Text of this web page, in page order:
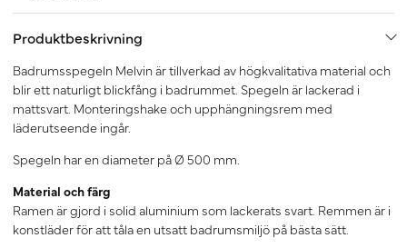
Produktbeskrivning
Badrumsspegeln Melvin är tillverkad av högkvalitativa material och
blir ett naturligt blickfång i badrummet. Spegeln är lackerad i
mattsvart. Monteringshake och upphängningsrem med
läderutseende ingår.
Spegeln har en diameter på Ø 500 mm.
Material och färg
Ramen är gjord i solid aluminium som lackerats svart. Remmen är i
konstläder för att tåla en utsatt badrumsmiljö på bästa sätt.